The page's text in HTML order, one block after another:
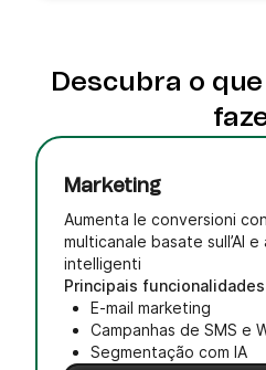
Descubra o
Marketing
Aumenta le conversioni
multicanale basate sull’AI
intelligenti
Principais funcionalidades
E-mail marketing
Campanhas de SMS e
Segmentação com IA